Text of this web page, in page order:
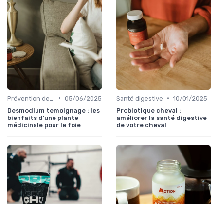
• 05/06/2025
Desmodium temoignage : les
bienfaits d'une plante
médicinale pour le foie
Santé digestive • 10/01/2025
Probiotique cheval :
améliorer la santé digestive
de votre cheval